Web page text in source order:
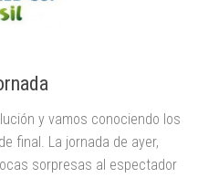
y vamos conociendo los
final. La jornada de ayer,
sorpresas al espectador